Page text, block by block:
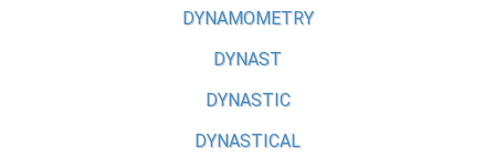
DYNAMOMETRY
DYNAST
DYNASTIC
DYNASTICAL